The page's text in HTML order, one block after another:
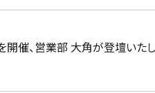
開催、営業部 大角が登壇いた